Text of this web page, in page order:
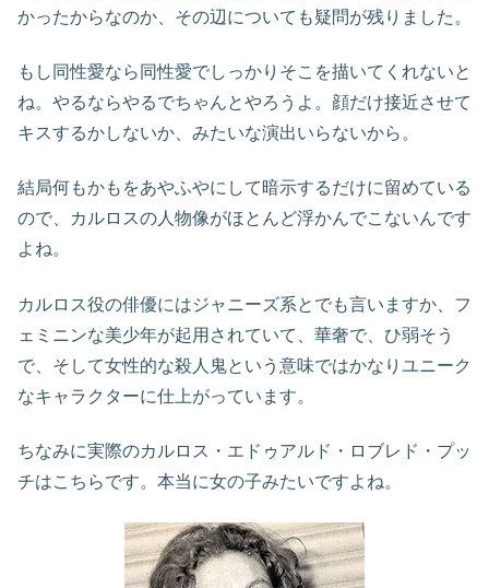
かったからなのか、その辺についても疑問が残りました。
もし同性愛なら同性愛でしっかりそこを描いてくれないと
ね。やるならやるでちゃんとやろうよ。顔だけ接近させて
キスするかしないか、みたいな演出いらないから。
結局何もかもをあやふやにして暗示するだけに留めている
ので、カルロスの人物像がほとんど浮かんでこないんです
よね。
カルロス役の俳優にはジャニーズ系とでも言いますか、フ
ェミニンな美少年が起用されていて、華奢で、ひ弱そう
で、そして女性的な殺人鬼という意味ではかなりユニーク
なキャラクターに仕上がっています。
ちなみに実際のカルロス・エドゥアルド・ロブレド・プッ
チはこちらです。本当に女の子みたいですよね。